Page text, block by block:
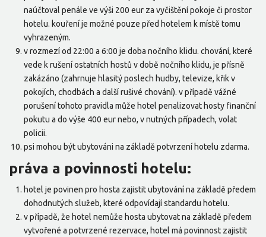
naúčtoval penále ve výši 200 eur za vyčištění pokoje či prostor
hotelu. kouření je možné pouze před hotelem k místě tomu
vyhrazeným.
v rozmezí od 22:00 a 6:00 je doba nočního klidu. chování, které
vede k rušení ostatních hostů v době nočního klidu, je přísně
zakázáno (zahrnuje hlasitý poslech hudby, televize, křik v
pokojích, chodbách a další rušivé chování). v případě vážné
porušení tohoto pravidla může hotel penalizovat hosty finanční
pokutu a do výše 400 eur nebo, v nutných případech, volat
policii.
psi mohou být ubytováni na základě potvrzení hotelu zdarma.
práva a povinnosti hotelu:
hotel je povinen pro hosta zajistit ubytování na základě předem
dohodnutých služeb, které odpovídají standardu hotelu.
v případě, že hotel nemůže hosta ubytovat na základě předem
vytvořené a potvrzené rezervace, hotel má povinnost zajistit